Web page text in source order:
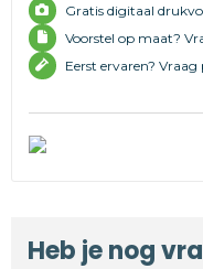
Gratis digitaal
Voorstel op maat?
Eerst ervaren?
Heb je nog